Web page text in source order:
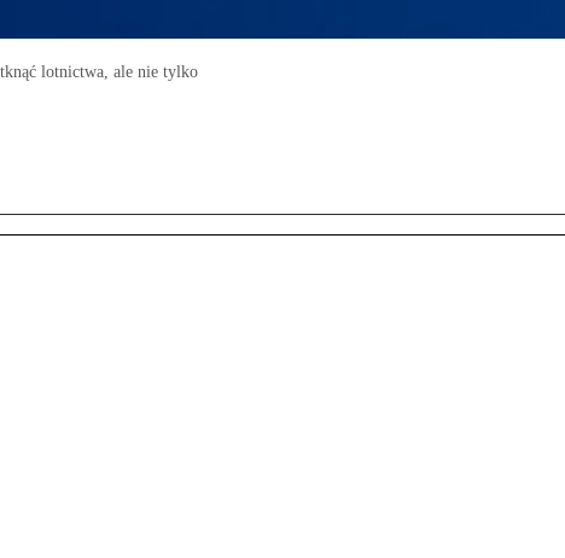
lotnictwa, ale nie tylko